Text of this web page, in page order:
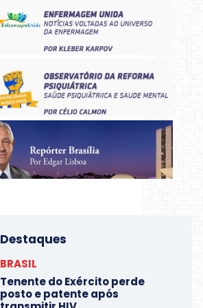
Destaques
BRASIL
Tenente do Exército perde
posto e patente após